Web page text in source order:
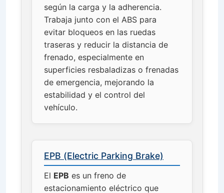
según la carga y la adherencia.
Trabaja junto con el ABS para
evitar bloqueos en las ruedas
traseras y reducir la distancia de
frenado, especialmente en
superficies resbaladizas o frenadas
de emergencia, mejorando la
estabilidad y el control del
vehículo.
EPB (Electric Parking Brake)
El EPB es un freno de
estacionamiento eléctrico que